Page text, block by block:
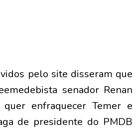
pelo site disseram que
senador Renan
enfraquecer Temer e
de presidente do PMDB